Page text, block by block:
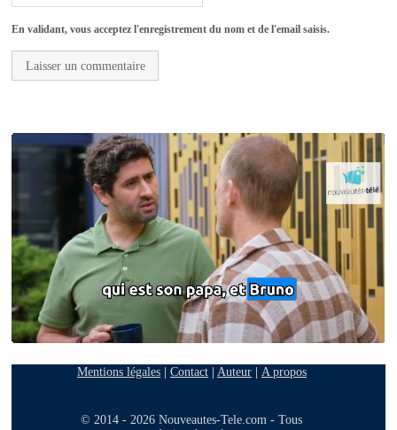
En validant, vous acceptez l'enregistrement du nom et de l'email saisis.
Mentions légales| Contact| Auteur| A propos
© 2014 - 2026 Nouveautes-Tele.com - Tous